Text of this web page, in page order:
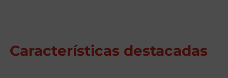
Características destacadas